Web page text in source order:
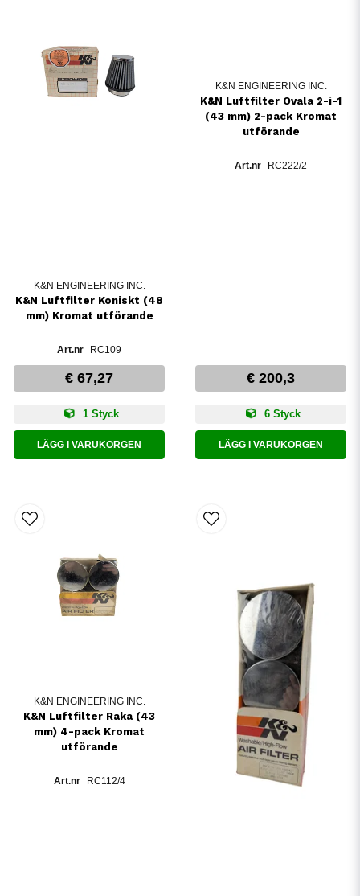
K&N ENGINEERING INC.
K&N Luftfilter Koniskt (48
mm) Kromat utförande
RC109
€ 67,27
1 Styck
LÄGG I VARUKORGEN
K&N ENGINEERING INC.
K&N Luftfilter Ovala 2-i-1
(43 mm) 2-pack Kromat
utförande
RC222/2
€ 200,3
6 Styck
LÄGG I VARUKORGEN
K&N ENGINEERING INC.
K&N Luftfilter Raka (43
mm) 4-pack Kromat
utförande
RC112/4